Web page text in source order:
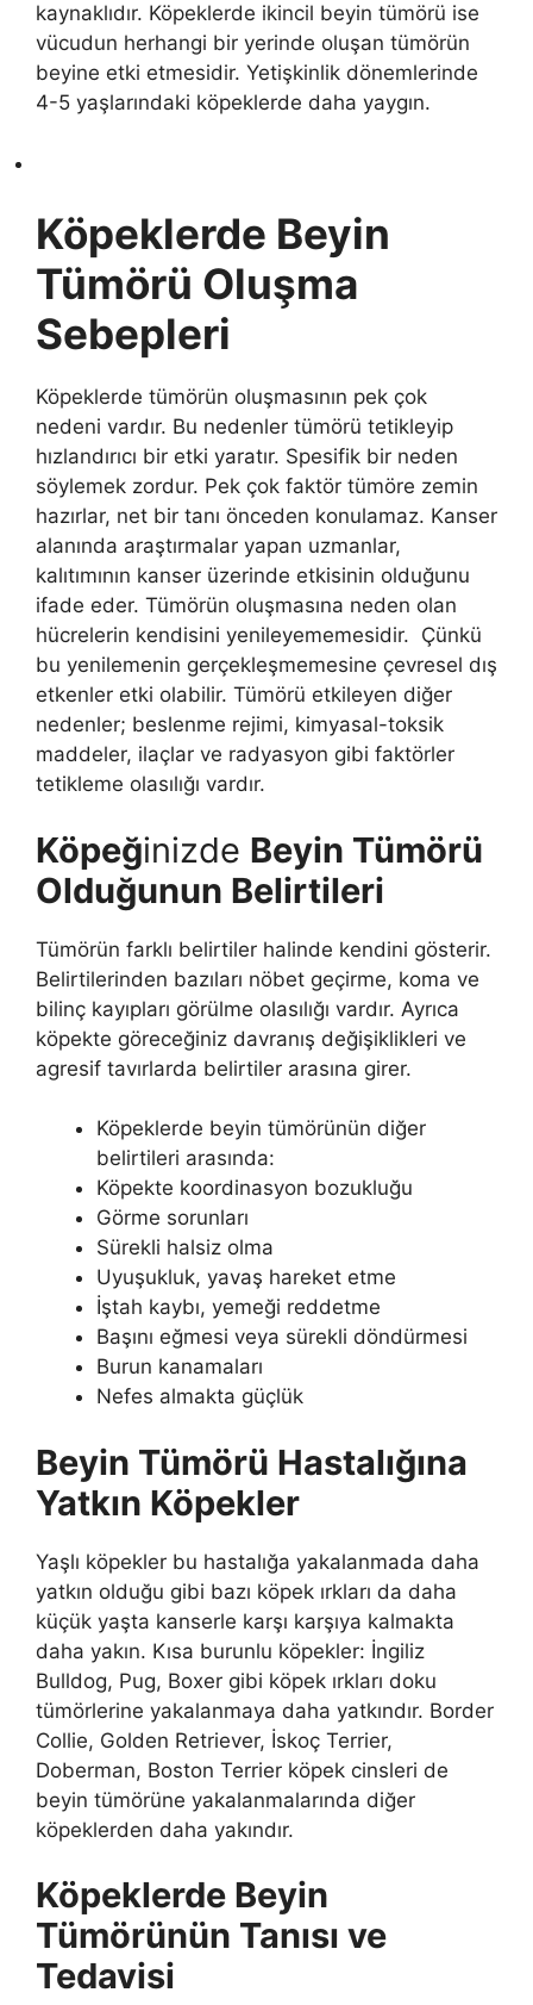
kaynaklıdır. Köpeklerde ikincil beyin tümörü ise
vücudun herhangi bir yerinde oluşan tümörün
beyine etki etmesidir. Yetişkinlik dönemlerinde
4-5 yaşlarındaki köpeklerde daha yaygın.
Köpeklerde Beyin
Tümörü Oluşma
Sebepleri
Köpeklerde tümörün oluşmasının pek çok
nedeni vardır. Bu nedenler tümörü tetikleyip
hızlandırıcı bir etki yaratır. Spesifik bir neden
söylemek zordur. Pek çok faktör tümöre zemin
hazırlar, net bir tanı önceden konulamaz. Kanser
alanında araştırmalar yapan uzmanlar,
kalıtımının kanser üzerinde etkisinin olduğunu
ifade eder. Tümörün oluşmasına neden olan
hücrelerin kendisini yenileyememesidir. Çünkü
bu yenilemenin gerçekleşmemesine çevresel dış
etkenler etki olabilir. Tümörü etkileyen diğer
nedenler; beslenme rejimi, kimyasal-toksik
maddeler, ilaçlar ve radyasyon gibi faktörler
tetikleme olasılığı vardır.
Köpeğinizde Beyin Tümörü
Olduğunun Belirtileri
Tümörün farklı belirtiler halinde kendini gösterir.
Belirtilerinden bazıları nöbet geçirme, koma ve
bilinç kayıpları görülme olasılığı vardır. Ayrıca
köpekte göreceğiniz davranış değişiklikleri ve
agresif tavırlarda belirtiler arasına girer.
Köpeklerde beyin tümörünün diğer
belirtileri arasında:
Köpekte koordinasyon bozukluğu
Görme sorunları
Sürekli halsiz olma
Uyuşukluk, yavaş hareket etme
İştah kaybı, yemeği reddetme
Başını eğmesi veya sürekli döndürmesi
Burun kanamaları
Nefes almakta güçlük
Beyin Tümörü Hastalığına
Yatkın Köpekler
Yaşlı köpekler bu hastalığa yakalanmada daha
yatkın olduğu gibi bazı köpek ırkları da daha
küçük yaşta kanserle karşı karşıya kalmakta
daha yakın. Kısa burunlu köpekler: İngiliz
Bulldog, Pug, Boxer gibi köpek ırkları doku
tümörlerine yakalanmaya daha yatkındır. Border
Collie, Golden Retriever, İskoç Terrier,
Doberman, Boston Terrier köpek cinsleri de
beyin tümörüne yakalanmalarında diğer
köpeklerden daha yakındır.
Köpeklerde Beyin
Tümörünün Tanısı ve
Tedavisi